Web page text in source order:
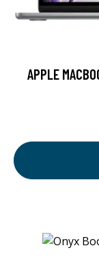
APPLE